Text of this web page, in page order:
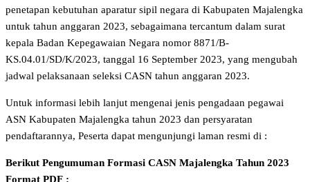
penetapan kebutuhan aparatur sipil negara di Kabupaten Majalengka
untuk tahun anggaran 2023, sebagaimana tercantum dalam surat
kepala Badan Kepegawaian Negara nomor 8871/B-
KS.04.01/SD/K/2023, tanggal 16 September 2023, yang mengubah
jadwal pelaksanaan seleksi CASN tahun anggaran 2023.
Untuk informasi lebih lanjut mengenai jenis pengadaan pegawai
ASN Kabupaten Majalengka tahun 2023 dan persyaratan
pendaftarannya, Peserta dapat mengunjungi laman resmi di :
Berikut Pengumuman Formasi CASN Majalengka Tahun 2023
Format PDF :